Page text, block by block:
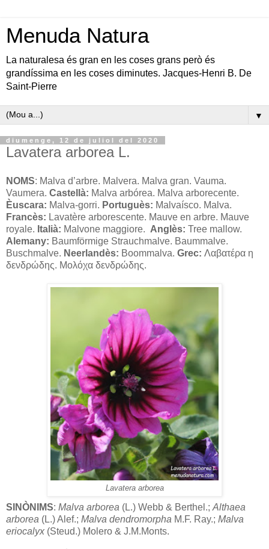
Menuda Natura
La naturalesa és gran en les coses grans però és
grandíssima en les coses diminutes. Jacques-Henri B. De
Saint-Pierre
▼
diumenge, 12 de juliol del 2020
Lavatera arborea L.
NOMS: Malva d’arbre. Malvera. Malva gran. Vauma.
Vaumera. Castellà: Malva arbórea. Malva arborecente.
Èuscara: Malva-gorri. Portuguès: Malvaísco. Malva.
Francès: Lavatère arborescente. Mauve en arbre. Mauve
royale. Italià: Malvone maggiore. Anglès: Tree mallow.
Alemany: Baumförmige Strauchmalve. Baummalve.
Buschmalve. Neerlandès: Boommalva. Grec: Λαβατέρα η
δενδρώδης. Μολόχα δενδρώδης.
Lavatera arborea
SINÒNIMS: Malva arborea (L.) Webb & Berthel.; Althaea
arborea (L.) Alef.; Malva dendromorpha M.F. Ray.; Malva
eriocalyx (Steud.) Molero & J.M.Monts.